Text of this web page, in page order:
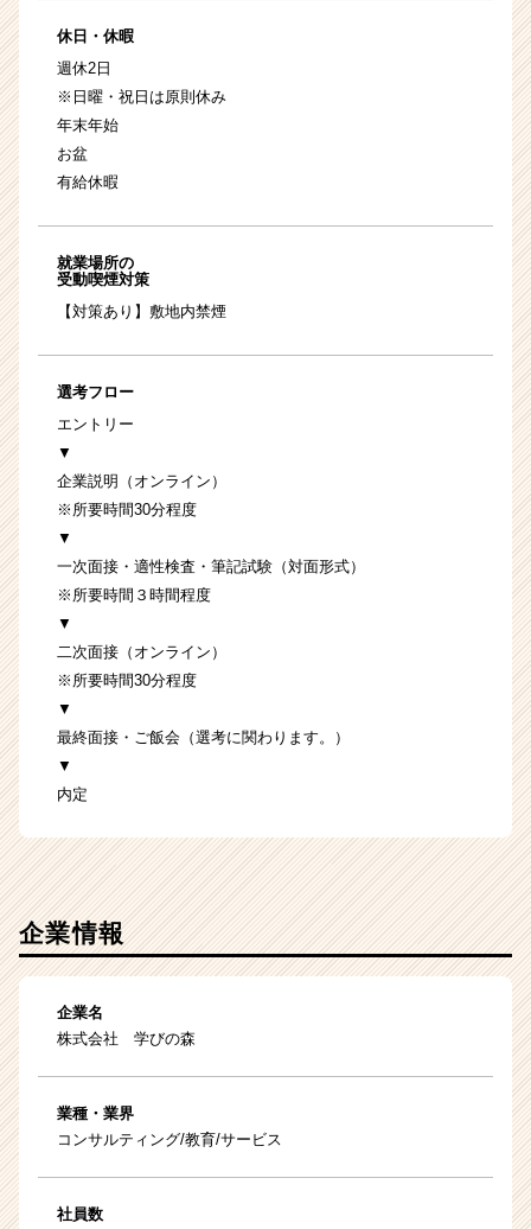
休日・休暇
週休2日
※日曜・祝日は原則休み
年末年始
お盆
有給休暇
就業場所の
受動喫煙対策
【対策あり】敷地内禁煙
選考フロー
エントリー
▼
企業説明（オンライン）
※所要時間30分程度
▼
一次面接・適性検査・筆記試験（対面形式）
※所要時間３時間程度
▼
二次面接（オンライン）
※所要時間30分程度
▼
最終面接・ご飯会（選考に関わります。）
▼
内定
企業情報
企業名
株式会社 学びの森
業種・業界
コンサルティング/教育/サービス
社員数